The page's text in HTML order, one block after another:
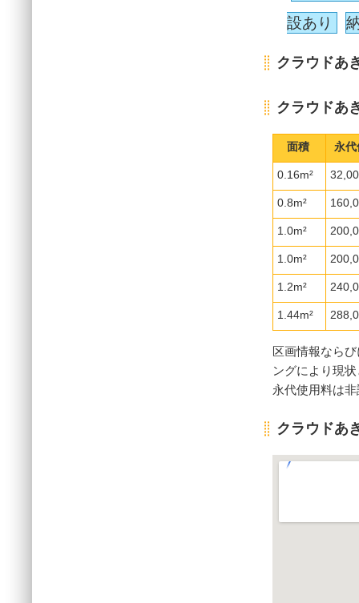
設あり
クラウド
クラウドあ
面積 永代
0.16m²
0.8m²
1.0m²
1.0m²
1.2m²
1.44m²
区画情報なら
ングにより現
永代使用料は
クラウドあ